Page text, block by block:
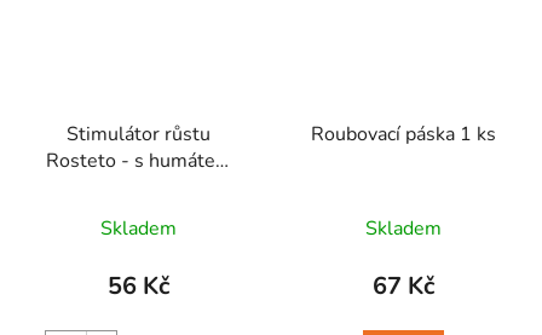
Stimulátor růstu
Rosteto - s humátem
Skladem
56 Kč
Roubovací páska 1 ks
Skladem
67 Kč